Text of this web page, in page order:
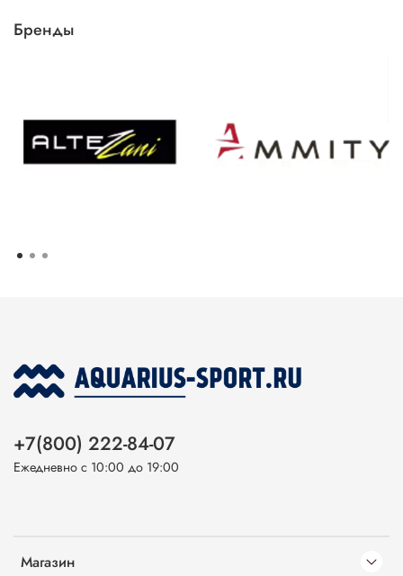
Бренды
Магазин
+7(800) 222-84-07
Ежедневно с 10:00 до 19:00